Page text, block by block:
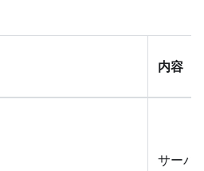
内容
サーバ